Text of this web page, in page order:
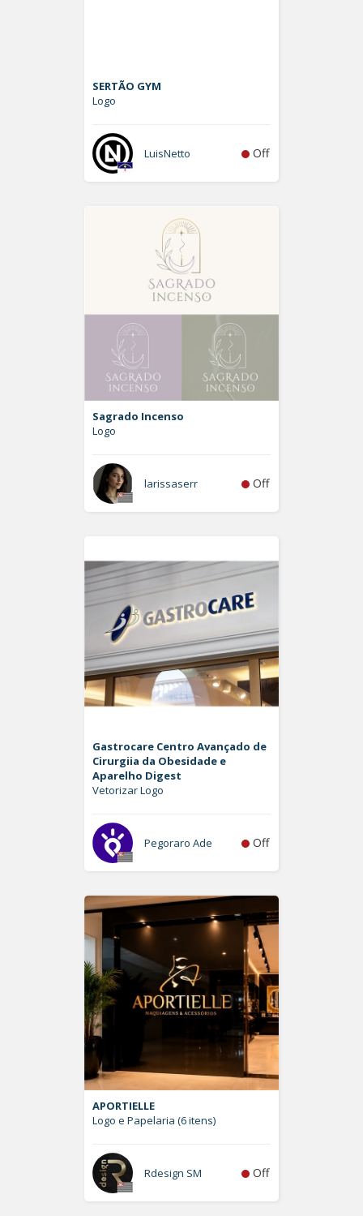
SERTÃO GYM
Logo
LuisNetto Off
Sagrado Incenso
Logo
larissaserr Off
Gastrocare Centro Avançado de
Cirurgiia da Obesidade e
Aparelho Digest
Vetorizar Logo
Pegoraro Ade Off
APORTIELLE
Logo e Papelaria (6 itens)
Rdesign SM Off